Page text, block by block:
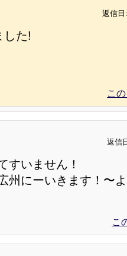
返信
した!
こ
返信
すいません！
州にーいきます！〜
こ